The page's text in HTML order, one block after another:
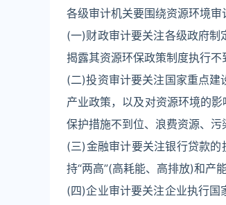
各级审计机关要围绕资源环境审
(一)财政审计要关注各级政府制
揭露其资源环保政策制度执行不
(二)投资审计要关注国家重点
产业政策，以及对资源环境的
保护措施不到位、浪费资源、污
(三)金融审计要关注银行贷款的
持“两高”(高耗能、高排放)和产
(四)企业审计要关注企业执行